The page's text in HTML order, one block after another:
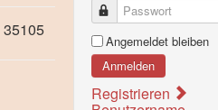
35105
Passwort
Angemeldet bleiben
Anmelden
Registrieren